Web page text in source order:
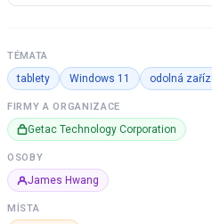
TÉMATA
tablety Windows 11 odolná
FIRMY A ORGANIZACE
Getac Technology Corporation
OSOBY
James Hwang
MÍSTA